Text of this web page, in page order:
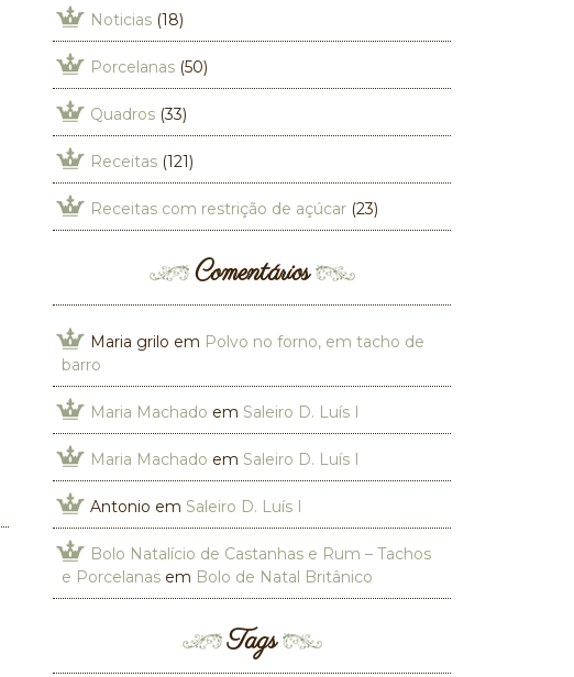
Noticias (18)
Porcelanas (50)
Quadros (33)
Receitas (121)
Receitas com restrição de açúcar (23)
Comentários
Maria grilo em Polvo no forno, em tacho de
barro
Maria Machado em Saleiro D. Luís I
Maria Machado em Saleiro D. Luís I
Antonio em Saleiro D. Luís I
Bolo Natalício de Castanhas e Rum – Tachos
e Porcelanas em Bolo de Natal Britânico
Tags